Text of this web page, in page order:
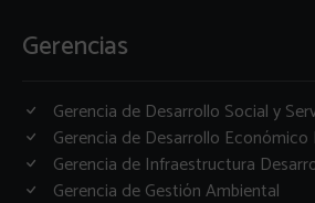
Gerencias
Gerencia de Desarrollo Social y
Gerencia de Desarrollo Económico
Gerencia de Infraestructura
Gerencia de Gestión Ambiental